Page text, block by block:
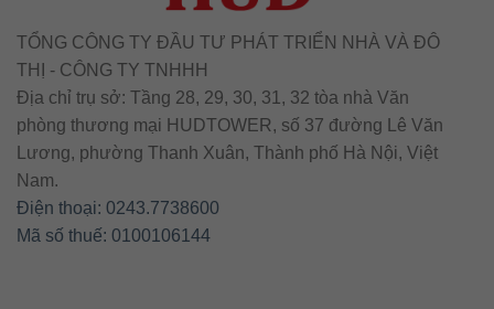
TỔNG CÔNG TY ĐẦU TƯ PHÁT TRIỂN NHÀ VÀ ĐÔ
THỊ - CÔNG TY TNHHH
Địa chỉ trụ sở: Tầng 28, 29, 30, 31, 32 tòa nhà Văn
phòng thương mại HUDTOWER, số 37 đường Lê Văn
Lương, phường Thanh Xuân, Thành phố Hà Nội, Việt
Nam.
Điện thoại: 0243.7738600
Mã số thuế: 0100106144